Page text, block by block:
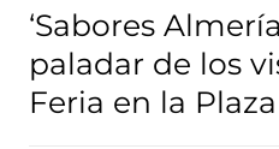
‘Sabores
paladar de los
Feria en la